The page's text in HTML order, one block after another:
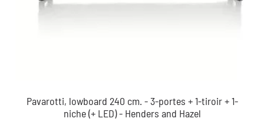
Pavarotti, lowboard 240 cm. - 3-portes + 1-tiroir + 1-
niche (+ LED) - Henders and Hazel